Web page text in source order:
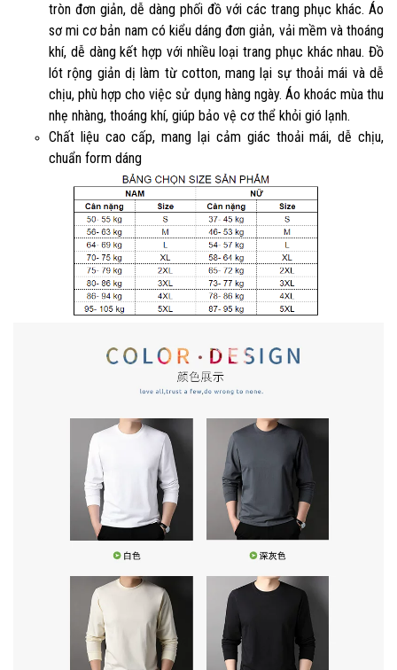
tròn đơn giản, dễ dàng phối đồ với các trang phục khác. Áo
sơ mi cơ bản nam có kiểu dáng đơn giản, vải mềm và thoáng
khí, dễ dàng kết hợp với nhiều loại trang phục khác nhau. Đồ
lót rộng giản dị làm từ cotton, mang lại sự thoải mái và dễ
chịu, phù hợp cho việc sử dụng hàng ngày. Áo khoác mùa thu
nhẹ nhàng, thoáng khí, giúp bảo vệ cơ thể khỏi gió lạnh.
Chất liệu cao cấp, mang lại cảm giác thoải mái, dễ chịu,
chuẩn form dáng